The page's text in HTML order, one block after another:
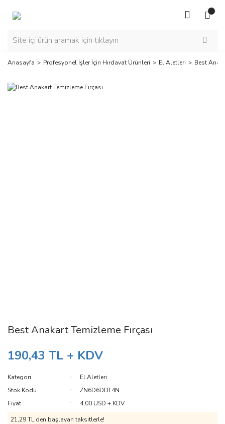
Anasayfa Profesyonel İşler İçin Hırdavat Ürünleri El Aletleri Best
Best Anakart Temizleme Fırçası
190,43 TL + KDV
Kategori
El Aletleri
Stok Kodu
ZN6D6DDT4N
Fiyat
4,00 USD + KDV
21,29 TL den başlayan taksitlerle!